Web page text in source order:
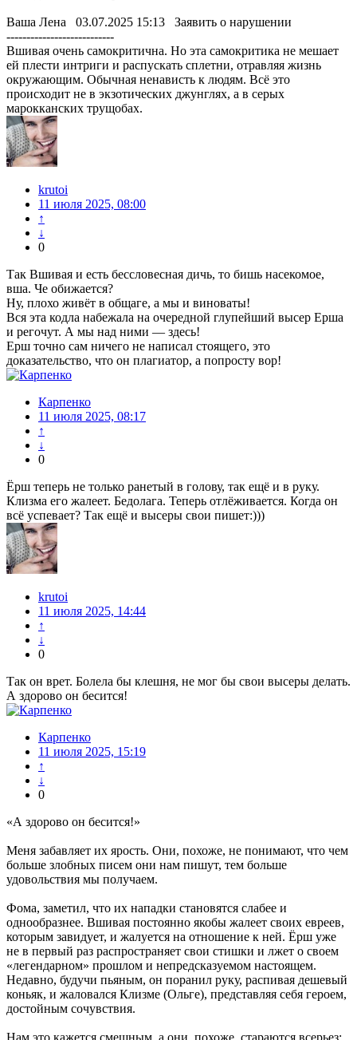
Ваша Лена 03.07.2025 15:13 Заявить о нарушении
‐--------------------------
Вшивая очень самокритична. Но эта самокритика не мешает
ей плести интриги и распускать сплетни, отравляя жизнь
окружающим. Обычная ненависть к людям. Всё это
происходит не в экзотических джунглях, а в серых
марокканских трущобах.
krutoi
11 июля 2025, 08:00
↑
↓
0
Так Вшивая и есть бессловесная дичь, то бишь насекомое,
вша. Че обижается?
Ну, плохо живёт в общаге, а мы и виноваты!
Вся эта кодла набежала на очередной глупейший высер Ерша
и регочут. А мы над ними — здесь!
Ерш точно сам ничего не написал стоящего, это
доказательство, что он плагиатор, а попросту вор!
Карпенко
11 июля 2025, 08:17
↑
↓
0
Ёрш теперь не только ранетый в голову, так ещё и в руку.
Клизма его жалеет. Бедолага. Теперь отлёживается. Когда он
всё успевает? Так ещё и высеры свои пишет:)))
krutoi
11 июля 2025, 14:44
↑
↓
0
Так он врет. Болела бы клешня, не мог бы свои высеры делать.
А здорово он бесится!
Карпенко
11 июля 2025, 15:19
↑
↓
0
«А здорово он бесится!»
Меня забавляет их ярость. Они, похоже, не понимают, что чем
больше злобных писем они нам пишут, тем больше
удовольствия мы получаем.
Фома, заметил, что их нападки становятся слабее и
однообразнее. Вшивая постоянно якобы жалеет своих евреев,
которым завидует, и жалуется на отношение к ней. Ёрш уже
не в первый раз распространяет свои стишки и лжет о своем
«легендарном» прошлом и непредсказуемом настоящем.
Недавно, будучи пьяным, он поранил руку, распивая дешевый
коньяк, и жаловался Клизме (Ольге), представляя себя героем,
достойным сочувствия.